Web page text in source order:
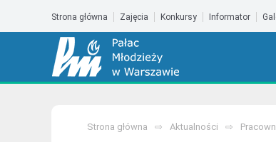
Strona główna Zajęcia Konkursy Informator
Strona główna Aktualności